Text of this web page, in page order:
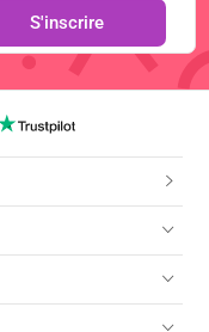
S'inscrire